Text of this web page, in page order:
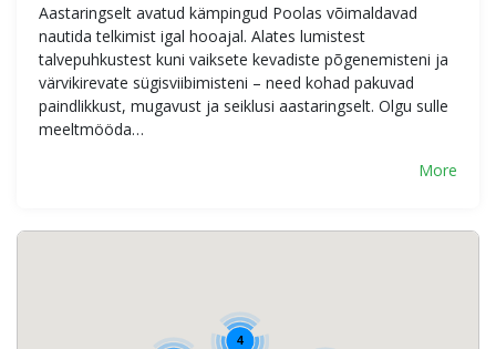
Aastaringselt avatud kämpingud Poolas võimaldavad
nautida telkimist igal hooajal. Alates lumistest
talvepuhkustest kuni vaiksete kevadiste põgenemisteni ja
värvikirevate sügisviibimisteni – need kohad pakuvad
paindlikkust, mugavust ja seiklusi aastaringselt. Olgu sulle
meeltmööda…
More
4